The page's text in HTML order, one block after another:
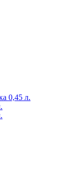
0,45 л.